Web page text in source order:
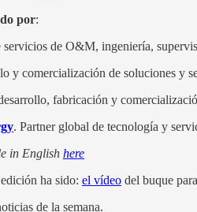
por:
servicios de O&M, ingeniería,
y comercialización de soluciones y
fabricación y
. Partner global de tecnología y
in English here
ha sido: el vídeo del buque
de la semana.